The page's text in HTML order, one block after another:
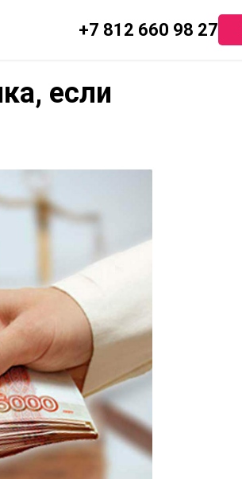
+7 812 660 98 27
если